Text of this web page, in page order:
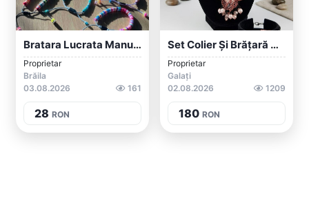
Bratara Lucrata Manual
Proprietar
Brăila
03.08.2026
161
28 RON
Set Colier Și Brățară Handmade Mărgele/p...
Proprietar
Galați
02.08.2026
1209
180 RON